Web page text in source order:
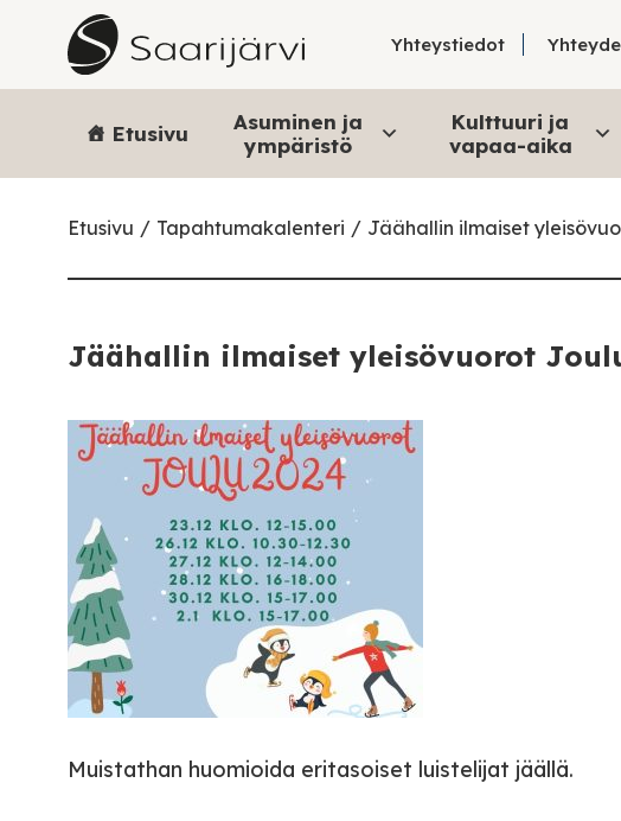
Skip to content
Yhteystiedot
Etusivu
Asuminen ja
ympäristö
Kulttuuri ja
vapaa-aika
Etusivu Tapahtumakalenteri Jäähallin ilmaiset
Jäähallin ilmaiset yleisövuorot
Muistathan huomioida eritasoiset luistelijat jäällä.